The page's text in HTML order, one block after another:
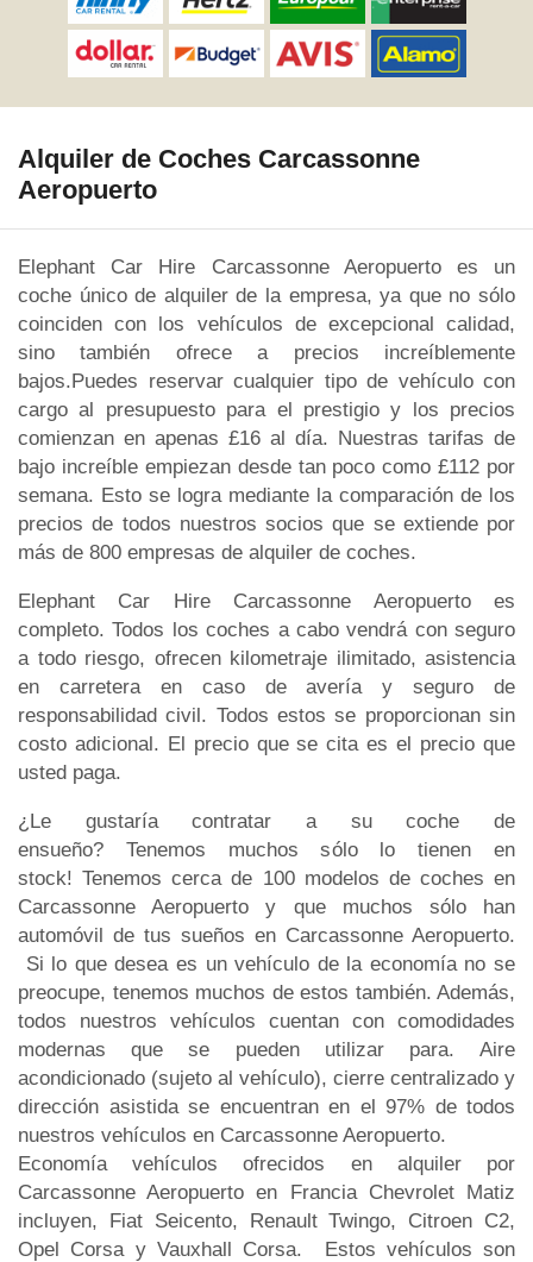
Alquiler de Coches Carcassonne
Aeropuerto
Elephant Car Hire Carcassonne Aeropuerto es un
coche único de alquiler de la empresa, ya que no sólo
coinciden con los vehículos de excepcional calidad,
sino también ofrece a precios increíblemente
bajos.Puedes reservar cualquier tipo de vehículo con
cargo al presupuesto para el prestigio y los precios
comienzan en apenas £16 al día. Nuestras tarifas de
bajo increíble empiezan desde tan poco como £112 por
semana. Esto se logra mediante la comparación de los
precios de todos nuestros socios que se extiende por
más de 800 empresas de alquiler de coches.
Elephant Car Hire Carcassonne Aeropuerto es
completo. Todos los coches a cabo vendrá con seguro
a todo riesgo, ofrecen kilometraje ilimitado, asistencia
en carretera en caso de avería y seguro de
responsabilidad civil. Todos estos se proporcionan sin
costo adicional. El precio que se cita es el precio que
usted paga.
¿Le gustaría contratar a su coche de
ensueño? Tenemos muchos sólo lo tienen en
stock! Tenemos cerca de 100 modelos de coches en
Carcassonne Aeropuerto y que muchos sólo han
automóvil de tus sueños en Carcassonne Aeropuerto.
Si lo que desea es un vehículo de la economía no se
preocupe, tenemos muchos de estos también. Además,
todos nuestros vehículos cuentan con comodidades
modernas que se pueden utilizar para. Aire
acondicionado (sujeto al vehículo), cierre centralizado y
dirección asistida se encuentran en el 97% de todos
nuestros vehículos en Carcassonne Aeropuerto.
Economía vehículos ofrecidos en alquiler por
Carcassonne Aeropuerto en Francia Chevrolet Matiz
incluyen, Fiat Seicento, Renault Twingo, Citroen C2,
Opel Corsa y Vauxhall Corsa. Estos vehículos son